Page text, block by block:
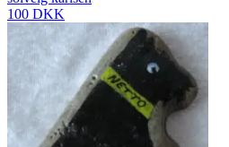
100 DKK